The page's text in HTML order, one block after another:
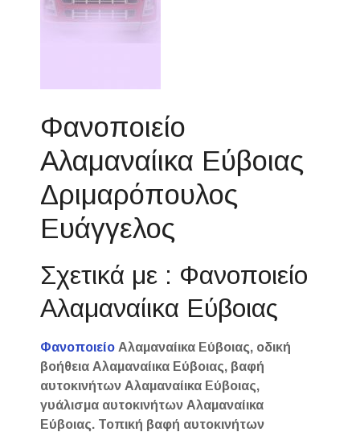
Φανοποιείο
Αλαμαναίικα Εύβοιας
Δριμαρόπουλος
Ευάγγελος
Σχετικά με : Φανοποιείο
Αλαμαναίικα Εύβοιας
Φανοποιείο Αλαμαναίικα Εύβοιας, οδική
βοήθεια Αλαμαναίικα Εύβοιας, βαφή
αυτοκινήτων Αλαμαναίικα Εύβοιας,
γυάλισμα αυτοκινήτων Αλαμαναίικα
Εύβοιας. Τοπική βαφή αυτοκινήτων